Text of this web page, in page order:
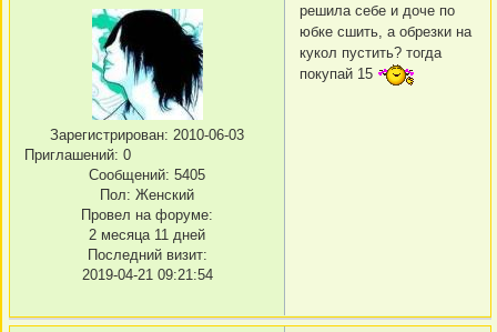
Зарегистрирован: 2010-06-03
Приглашений: 0
Сообщений: 5405
Пол: Женский
Провел на форуме:
2 месяца 11 дней
Последний визит:
2019-04-21 09:21:54
решила себе и доче по
юбке сшить, а обрезки на
кукол пустить? тогда
покупай 15